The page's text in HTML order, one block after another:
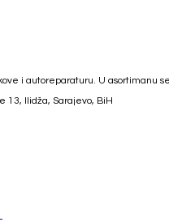
i autoreparaturu. U asortimanu
13, Ilidža, Sarajevo, BiH